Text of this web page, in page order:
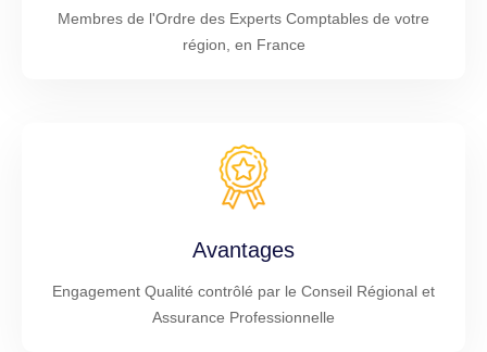
Membres de l'Ordre des Experts Comptables de votre
région, en France
Avantages
Engagement Qualité contrôlé par le Conseil Régional et
Assurance Professionnelle